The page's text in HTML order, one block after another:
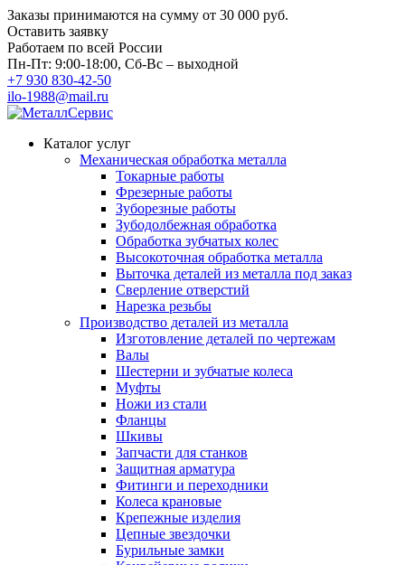
Заказы принимаются на сумму от 30 000 руб.
Оставить заявку
Работаем по всей России
Пн-Пт: 9:00-18:00, Сб-Вс – выходной
+7 930 830-42-50
ilo-1988@mail.ru
Каталог услуг
Механическая обработка металла
Токарные работы
Фрезерные работы
Зуборезные работы
Зубодолбежная обработка
Обработка зубчатых колес
Высокоточная обработка металла
Выточка деталей из металла под заказ
Сверление отверстий
Нарезка резьбы
Производство деталей из металла
Изготовление деталей по чертежам
Валы
Шестерни и зубчатые колеса
Муфты
Ножи из стали
Фланцы
Шкивы
Запчасти для станков
Защитная арматура
Фитинги и переходники
Колеса крановые
Крепежные изделия
Цепные звездочки
Бурильные замки